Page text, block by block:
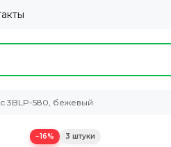
3BLP-580, бежевый
−16%